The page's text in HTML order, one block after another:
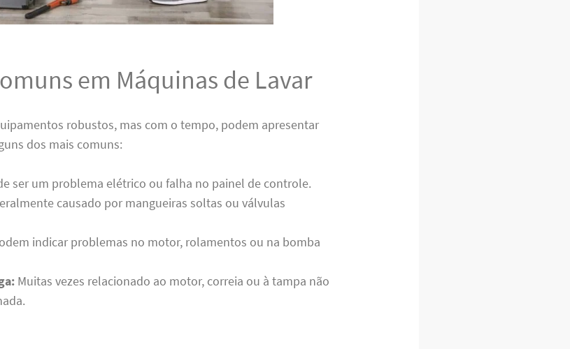
em Máquinas de Lavar
robustos, mas com o tempo, podem apresentar
dos mais comuns:
ser um problema elétrico ou falha no painel de controle.
causado por mangueiras soltas ou válvulas
indicar problemas no motor, rolamentos ou na bomba
Muitas vezes relacionado ao motor, correia ou à tampa não